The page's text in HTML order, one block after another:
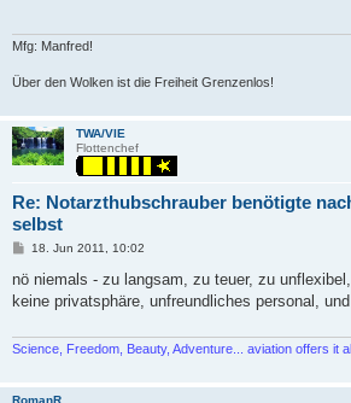
Mfg: Manfred!
Über den Wolken ist die Freiheit Grenzenlos!
TWA/VIE
Flottenchef
Re: Notarzthubschrauber benötigte
selbst
P
s
18. Jun 2011, 10:02
nö niemals - zu langsam, zu teuer, zu
keine privatsphäre, unfreundliches personal,
Science, Freedom, Beauty, Adventure... aviation offers it all